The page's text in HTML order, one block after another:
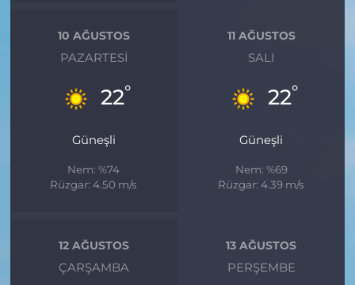
10 AĞUSTOS
PAZARTESI
22°
Güneşli
Nem: %74
Rüzgar: 4.50 m/s
11 AĞUSTOS
SALI
22°
Güneşli
Nem: %69
Rüzgar: 4.39 m/s
12 AĞUSTOS
ÇARŞAMBA
13 AĞUSTOS
PERŞEMBE